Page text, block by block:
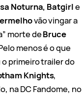
Noturna, Batgirle
vão vingar a
morte deBruce
menos é o que
primeiro trailer do
Knights,
na DC Fandome, no